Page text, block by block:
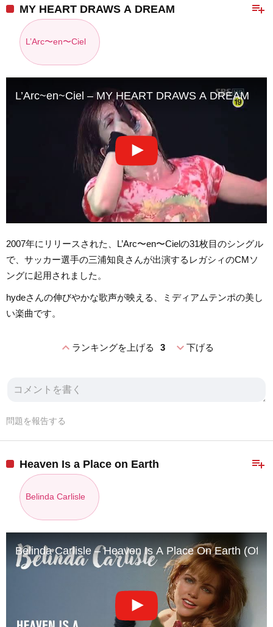
playlist_add
MY HEART DRAWS A DREAM
L’Arc〜en〜Ciel
L’Arc~en~Ciel – MY HEART DRAWS A DREAM
2007年にリリースされた、L’Arc〜en〜Cielの31枚目のシングル
で、サッカー選手の三浦知良さんが出演するレガシィのCMソ
ングに起用されました。
hydeさんの伸びやかな歌声が映える、ミディアムテンポの美し
い楽曲です。
expand_lessランキングを上げる 3 expand_more下げる
問題を報告する
playlist_add
Heaven Is a Place on Earth
Belinda Carlisle
Belinda Carlisle – Heaven Is A Place On Earth